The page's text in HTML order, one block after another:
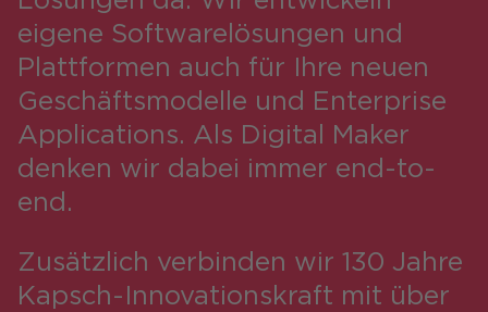
eigene Softwarelösungen und
Plattformen auch für Ihre neuen
Geschäftsmodelle und Enterprise
Applications. Als Digital Maker
denken wir dabei immer end-to-
end.
Zusätzlich verbinden wir 130 Jahre
Kapsch-Innovationskraft mit über